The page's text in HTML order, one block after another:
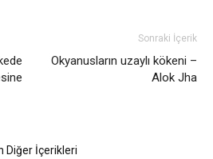
Sonraki İçerik
Okyanusların uzaylı kökeni –
Alok Jha
Diğer İçerikleri